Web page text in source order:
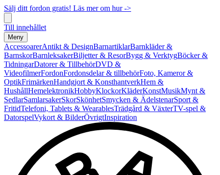
Sälj ditt fordon gratis! Läs mer om hur ->
Till innehållet
Meny
AccessoarerAntikt & DesignBarnartiklarBarnkläder &
BarnskorBarnleksakerBiljetter & ResorBygg & VerktygBöcker &
TidningarDatorer & TillbehörDVD &
VideofilmerFordonFordonsdelar & tillbehörFoto, Kameror &
OptikFrimärkenHandgjort & KonsthantverkHem &
HushållHemelektronikHobbyKlockorKläderKonstMusikMynt &
SedlarSamlarsakerSkorSkönhetSmycken & ÄdelstenarSport &
FritidTelefoni, Tablets & WearablesTrädgård & VäxterTV-spel &
DatorspelVykort & BilderÖvrigtInspiration